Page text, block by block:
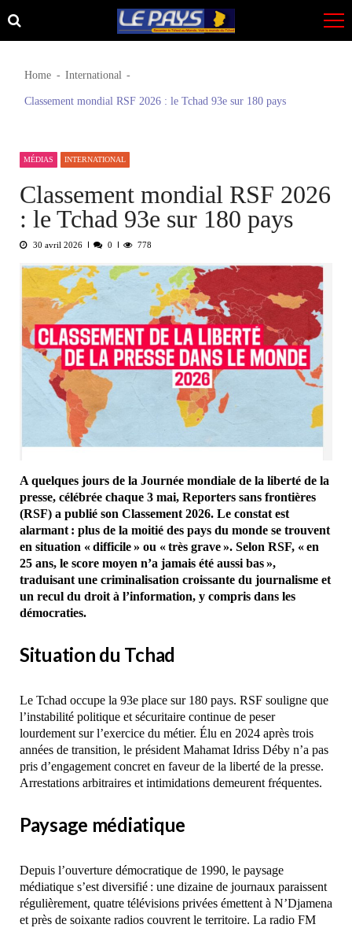
Skip
to
Skip
to
Home International
Classement mondial RSF 2026 : le Tchad 93e sur 180 pays
MÉDIAS INTERNATIONAL
Classement mondial RSF 2026
: le Tchad 93e sur 180 pays
30 avril 2026 0 778
A quelques jours de la Journée mondiale de la liberté de la
presse, célébrée chaque 3 mai, Reporters sans frontières
(RSF) a publié son Classement 2026. Le constat est
alarmant : plus de la moitié des pays du monde se trouvent
en situation « difficile » ou « très grave ». Selon RSF, « en
25 ans, le score moyen n’a jamais été aussi bas »,
traduisant une criminalisation croissante du journalisme et
un recul du droit à l’information, y compris dans les
démocraties.
Situation du Tchad
Le Tchad occupe la 93e place sur 180 pays. RSF souligne que
l’instabilité politique et sécuritaire continue de peser
lourdement sur l’exercice du métier. Élu en 2024 après trois
années de transition, le président Mahamat Idriss Déby n’a pas
pris d’engagement concret en faveur de la liberté de la presse.
Arrestations arbitraires et intimidations demeurent fréquentes.
Paysage médiatique
Depuis l’ouverture démocratique de 1990, le paysage
médiatique s’est diversifié : une dizaine de journaux paraissent
régulièrement, quatre télévisions privées émettent à N’Djamena
et près de soixante radios couvrent le territoire. La radio FM